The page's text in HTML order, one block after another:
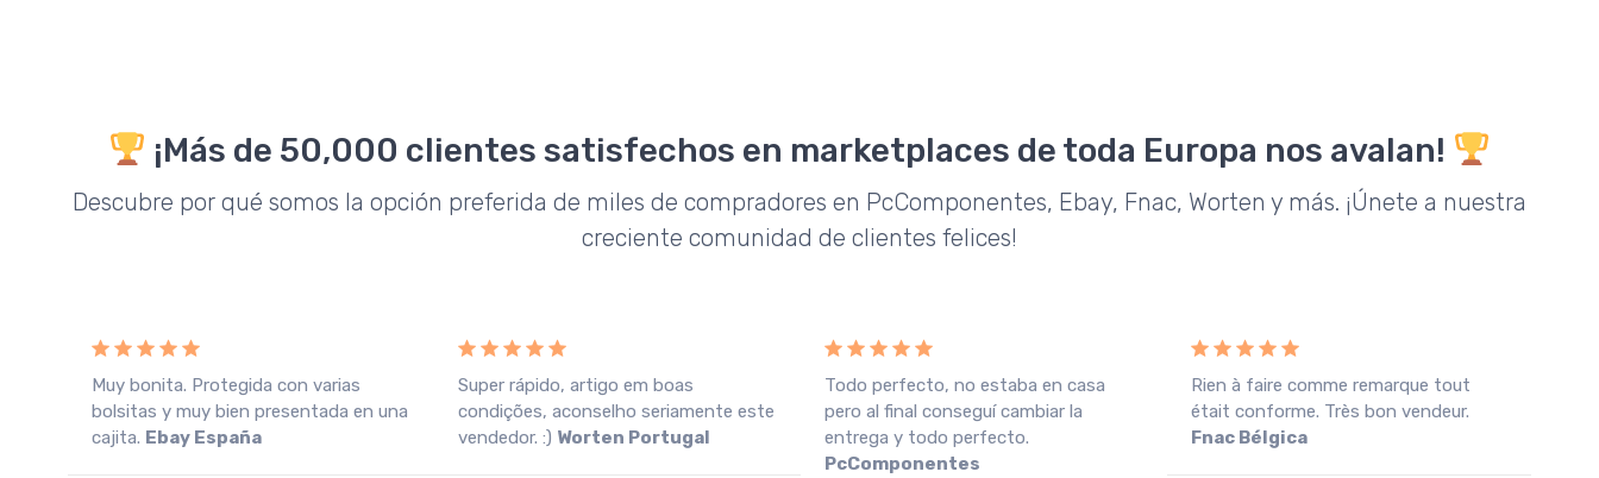
¡Más de 50,000 clientes satisfechos en marketplaces de toda Europa nos avalan!
Descubre por qué somos la opción preferida de miles de compradores en PcComponentes, Ebay, Fnac, Worten y más. ¡Únete a nuestra
creciente comunidad de clientes felices!
Muy bonita. Protegida con varias
bolsitas y muy bien presentada en una
cajita. Ebay España
Super rápido, artigo em boas
condições, aconselho seriamente este
vendedor. :) Worten Portugal
Todo perfecto, no estaba en casa
pero al final conseguí cambiar la
entrega y todo perfecto.
PcComponentes
Rien à faire comme remarque tout
était conforme. Très bon vendeur.
Fnac Bélgica